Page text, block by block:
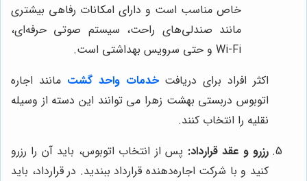
خاص مناسب است و دارای امکانات رفاهی بیشتری
مانند صندلی‌های راحت، سیستم صوتی حرفه‌ای،
Wi-Fi و حتی سرویس بهداشتی است.
اکثر افراد برای دریافتخدمات واحد گشت مانند اجاره
اتوبوس دربستی بهشت زهرا می توانند این دسته از وسیله
نقلیه را انتخاب کنند.
رزرو و عقد قرارداد: پس از انتخاب اتوبوس، باید آن را رزرو
کنید و با شرکت اجاره‌دهنده قرارداد ببندید. در قرارداد، باید